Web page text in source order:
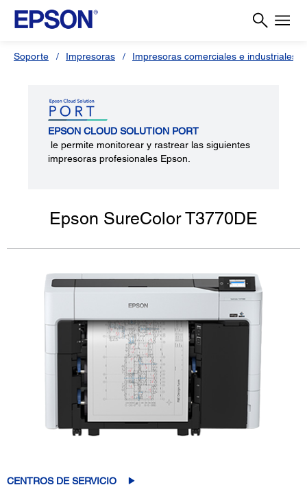
Soporte Impresoras Impresoras comerciales e industriales
EPSON CLOUD SOLUTION PORT
le permite monitorear y rastrear las siguientes
impresoras profesionales Epson.
Epson SureColor T3770DE
CENTROS DE SERVICIO